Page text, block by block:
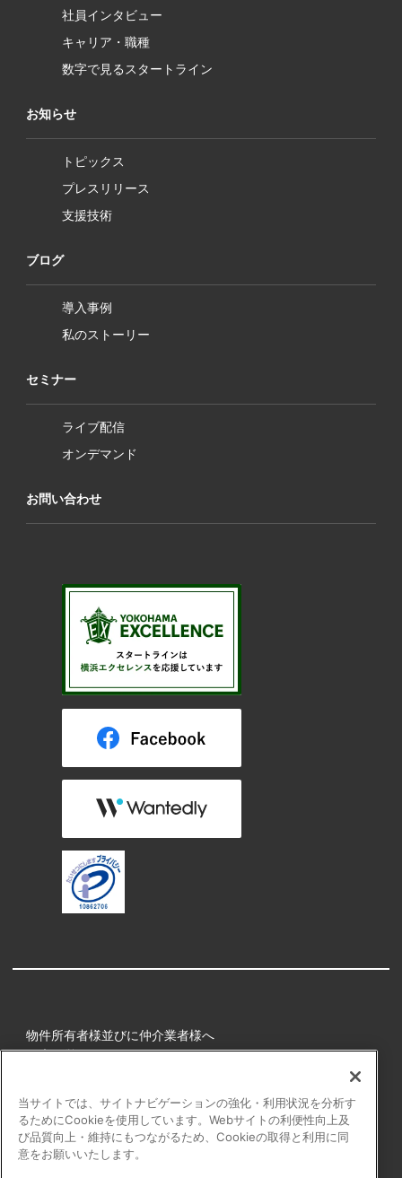
社員インタビュー
キャリア・職種
数字で見るスタートライン
お知らせ
トピックス
プレスリリース
支援技術
ブログ
導入事例
私のストーリー
セミナー
ライブ配信
オンデマンド
お問い合わせ
物件所有者様並びに仲介業者様へ
健康経営
プライバシーポリシー
障害者の表記について
当サイトでは、サイトナビゲーションの強化・利用状況を分析す
るためにCookieを使用しています。Webサイトの利便性向上及
び品質向上・維持にもつながるため、Cookieの取得と利用に同
意をお願いいたします。